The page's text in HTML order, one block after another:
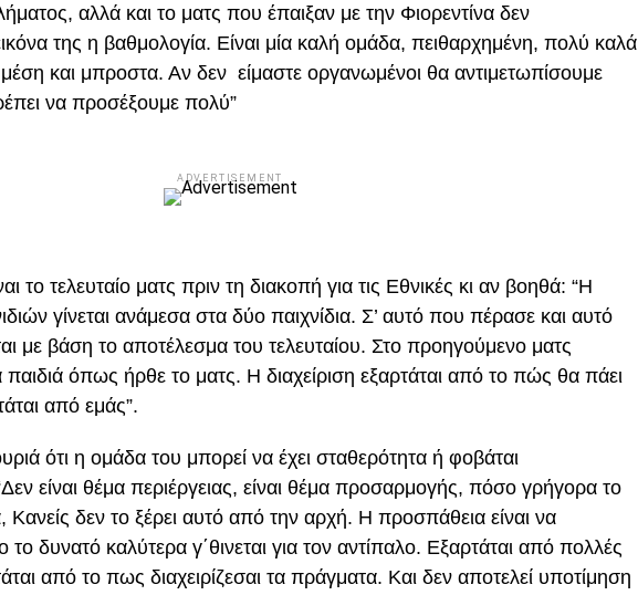
αλλά και το ματς που έπαιξαν με την Φιορεντίνα δεν
εικόνα της η βαθμολογία. Είναι μία καλή ομάδα, πειθαρχημένη, πολύ καλά
και μπροστα. Αν δεν είμαστε οργανωμένοι θα αντιμετωπίσουμε
να προσέξουμε πολύ”
ADVERTISEMENT
το τελευταίο ματς πριν τη διακοπή για τις Εθνικές κι αν βοηθά: “Η
γίνεται ανάμεσα στα δύο παιχνίδια. Σ’ αυτό που πέρασε και αυτό
με βάση το αποτέλεσμα του τελευταίου. Στο προηγούμενο ματς
όπως ήρθε το ματς. Η διαχείριση εξαρτάται από το πώς θα πάει
από εμάς”.
ότι η ομάδα του μπορεί να έχει σταθερότητα ή φοβάται
είναι θέμα περιέργειας, είναι θέμα προσαρμογής, πόσο γρήγορα το
Κανείς δεν το ξέρει αυτό από την αρχή. Η προσπάθεια είναι να
δυνατό καλύτερα γ΄θινεται για τον αντίπαλο. Εξαρτάται από πολλές
από το πως διαχειρίζεσαι τα πράγματα. Και δεν αποτελεί υποτίμηση